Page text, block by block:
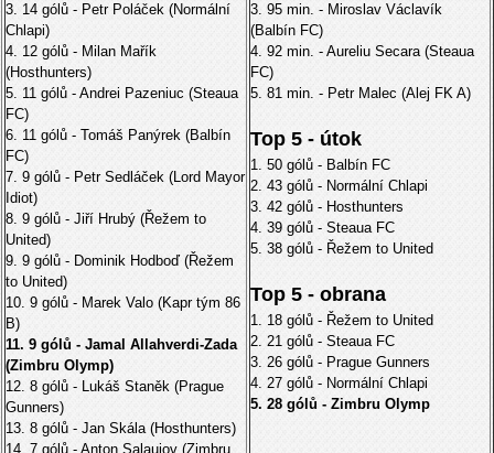
3. 14 gólů - Petr Poláček (Normální
Chlapi)
4. 12 gólů - Milan Mařík
(Hosthunters)
5. 11 gólů - Andrei Pazeniuc (Steaua
FC)
6. 11 gólů - Tomáš Panýrek (Balbín
FC)
7. 9 gólů - Petr Sedláček (Lord Mayor
Idiot)
8. 9 gólů - Jiří Hrubý (Řežem to
United)
9. 9 gólů - Dominik Hodboď (Řežem
to United)
10. 9 gólů - Marek Valo (Kapr tým 86
B)
11. 9 gólů - Jamal Allahverdi-Zada
(Zimbru Olymp)
12. 8 gólů - Lukáš Staněk (Prague
Gunners)
13. 8 gólů - Jan Skála (Hosthunters)
14. 7 gólů - Anton Salaujov (Zimbru
3. 95 min. - Miroslav Václavík
(Balbín FC)
4. 92 min. - Aureliu Secara (Steaua
FC)
5. 81 min. - Petr Malec (Alej FK A)
Top 5 - útok
1. 50 gólů - Balbín FC
2. 43 gólů - Normální Chlapi
3. 42 gólů - Hosthunters
4. 39 gólů - Steaua FC
5. 38 gólů - Řežem to United
Top 5 - obrana
1. 18 gólů - Řežem to United
2. 21 gólů - Steaua FC
3. 26 gólů - Prague Gunners
4. 27 gólů - Normální Chlapi
5. 28 gólů - Zimbru Olymp